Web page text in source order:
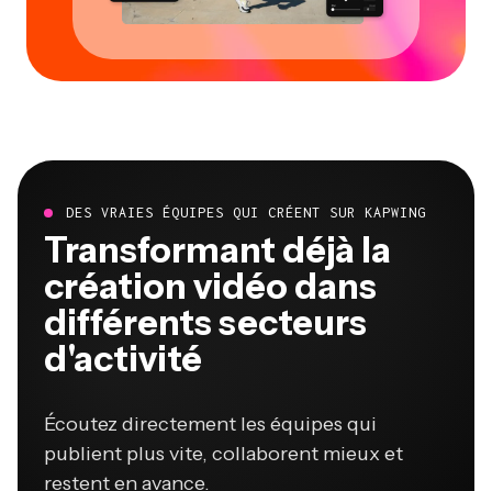
DES VRAIES ÉQUIPES QUI CRÉENT SUR KAPWING
Transformant déjà la
création vidéo dans
différents secteurs
d'activité
Écoutez directement les équipes qui
publient plus vite, collaborent mieux et
restent en avance.